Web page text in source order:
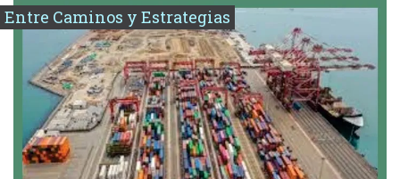
Entre Caminos y Estrategias